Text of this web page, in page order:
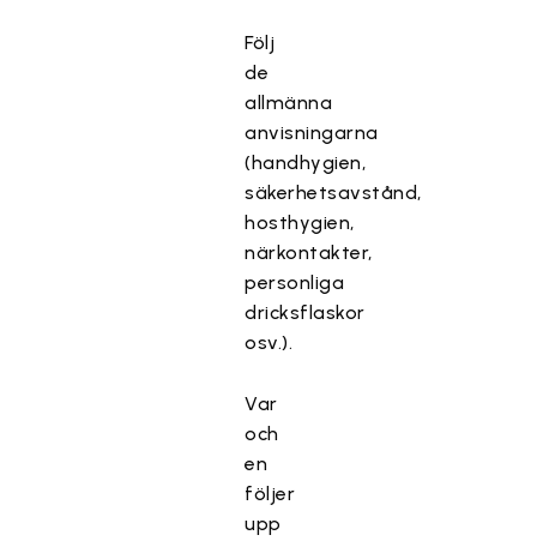
Följ
de
allmänna
anvisningarna
(handhygien,
säkerhetsavstånd,
hosthygien,
närkontakter,
personliga
dricksflaskor
osv.).
Var
och
en
följer
upp